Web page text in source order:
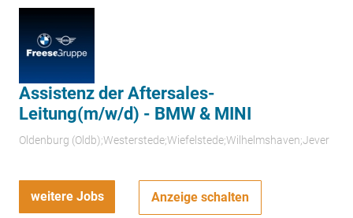
Assistenz der Aftersales-
Leitung(m/w/d) - BMW & MINI
Oldenburg (Oldb);Westerstede;Wiefelstede;Wilhelmshaven;Jever
weitere Jobs Anzeige schalten